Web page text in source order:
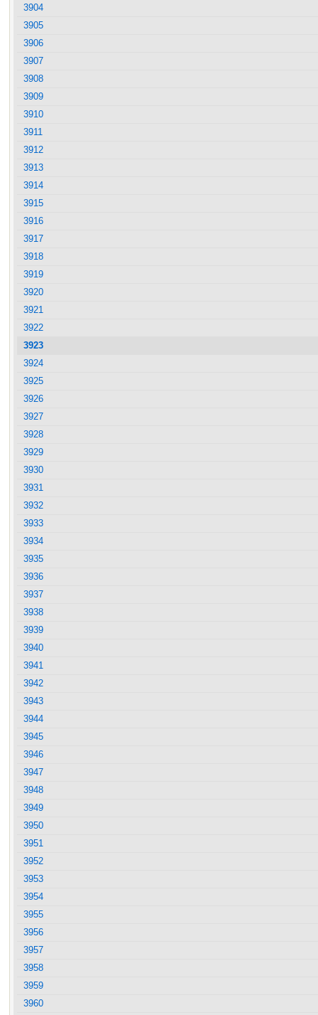
3904
3905
3906
3907
3908
3909
3910
3911
3912
3913
3914
3915
3916
3917
3918
3919
3920
3921
3922
3923
3924
3925
3926
3927
3928
3929
3930
3931
3932
3933
3934
3935
3936
3937
3938
3939
3940
3941
3942
3943
3944
3945
3946
3947
3948
3949
3950
3951
3952
3953
3954
3955
3956
3957
3958
3959
3960